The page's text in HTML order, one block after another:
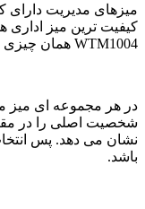
میزهای مدیریت دارای
کیفیت ترین میز اداری
WTM1004 همان چیزی است که به دنبالش می گردید.
در هر مجموعه ای میز
شخصیت اصلی را در
نشان می دهد. پس
باشد.